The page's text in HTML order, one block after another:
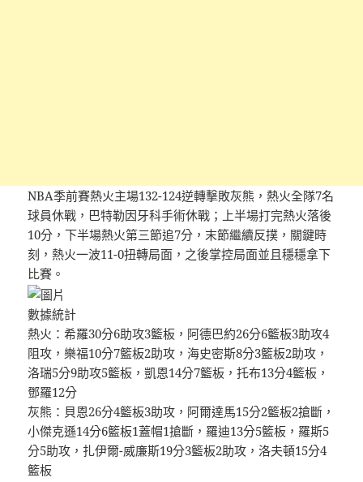
NBA季前賽熱火主場132-124逆轉擊敗灰熊，熱火全隊7名
球員休戰，巴特勒因牙科手術休戰；上半場打完熱火落後
10分，下半場熱火第三節追7分，末節繼續反撲，關鍵時
刻，熱火一波11-0扭轉局面，之後掌控局面並且穩穩拿下
比賽。
數據統計
熱火：希羅30分6助攻3籃板，阿德巴約26分6籃板3助攻4
阻攻，樂福10分7籃板2助攻，海史密斯8分3籃板2助攻，
洛瑞5分9助攻5籃板，凱恩14分7籃板，托布13分4籃板，
鄧羅12分
灰熊：貝恩26分4籃板3助攻，阿爾達馬15分2籃板2搶斷，
小傑克遜14分6籃板1蓋帽1搶斷，羅迪13分5籃板，羅斯5
分5助攻，扎伊爾-威廉斯19分3籃板2助攻，洛夫頓15分4
籃板